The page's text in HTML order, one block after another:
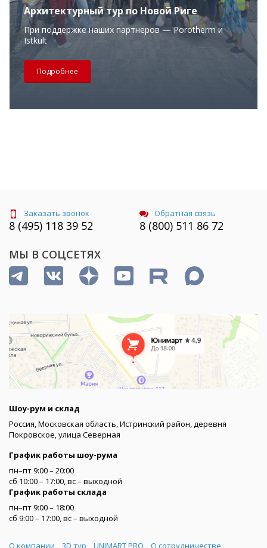
Архитектурный тур по Новой Риге
При поддержке наших партнеров — Porotherm и
Istkult
Подробнее
Заказать звонок
8 (495) 118 39 52
Обратная связь
8 (800) 511 86 72
МЫ В СОЦСЕТЯХ
Шоу-рум и склад
Россия, Московская область, Истринский район, деревня
Покровское, улица Северная
График работы шоу-рума
пн–пт 9:00 – 20:00
сб 10:00 – 17:00, вс – выходной
График работы склада
пн–пт 9:00 – 18:00
сб 9:00 – 17:00, вс – выходной
Меню
О компании 3D тур UNIMART PRO О сотрудничестве